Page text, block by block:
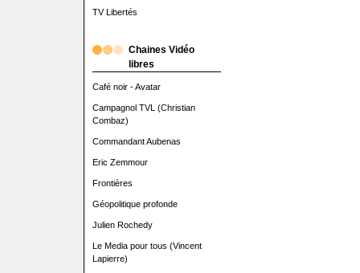
TV Libertés
Chaines Vidéo
libres
Café noir - Avatar
Campagnol TVL (Christian
Combaz)
Commandant Aubenas
Eric Zemmour
Frontières
Géopolitique profonde
Julien Rochedy
Le Media pour tous (Vincent
Lapierre)